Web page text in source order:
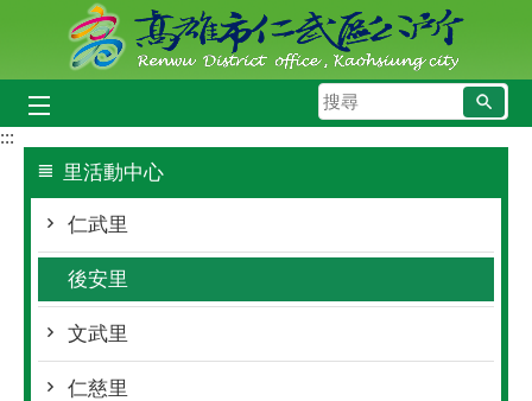
跳到主要內容區塊
搜
尋
:::
里活動中心
仁武里
後安里
文武里
仁慈里